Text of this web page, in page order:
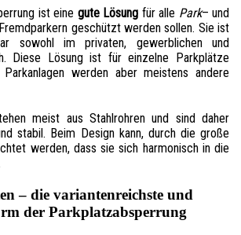
ist eine gute Lösung für alle Park– und
geschützt werden sollen. Sie ist
sowohl im privaten, gewerblichen und
Diese Lösung ist für einzelne Parkplätze
werden aber meistens andere
meist aus Stahlrohren und sind daher
stabil. Beim Design kann, durch die große
werden, dass sie sich harmonisch in die
– die variantenreichste und
der Parkplatzabsperrung